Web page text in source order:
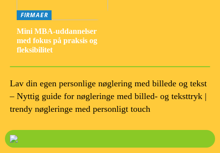
FIRMAER
Mini MBA-uddannelser
med fokus på praksis og
fleksibilitet
Lav din egen personlige nøglering med billede og tekst
– Nyttig guide for nøgleringe med billed- og teksttryk |
trendy nøgleringe med personligt touch